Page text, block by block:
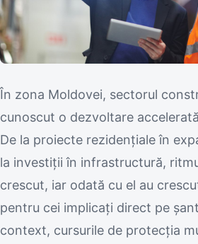
În zona Moldovei, sectorul
cunoscut o dezvoltare
De la proiecte rezidențiale în
la investiții în infrastructură,
crescut, iar odată cu el au
pentru cei implicați direct pe
context, cursurile de protecția